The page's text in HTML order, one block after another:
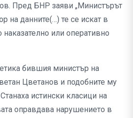
Пред БНР заяви „Министърът
на данните(…) те се искат в
или оперативно
бившия министър на
Цветанов и подобните му
истински класици на
оправдава нарушението в